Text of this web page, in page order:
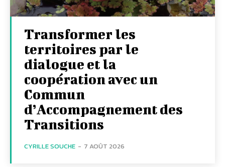
Transformer les
territoires par le
dialogue et la
coopération avec un
Commun
d’Accompagnement des
Transitions
CYRILLE SOUCHE - 7 AOÛT 2026